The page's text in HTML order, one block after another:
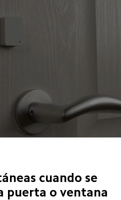
cuando se
puerta o ventana